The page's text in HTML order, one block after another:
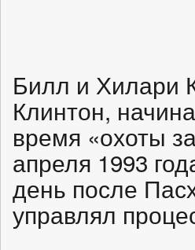
Билл и Хилари
Клинтон,
время «охоты
апреля 1993
день после
управлял